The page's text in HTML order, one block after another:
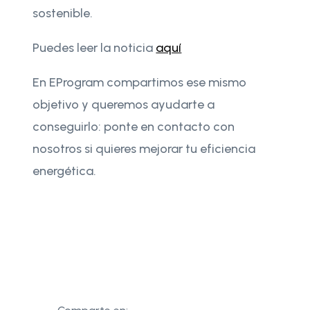
sostenible.
Puedes leer la noticia aquí
En EProgram compartimos ese mismo
objetivo y queremos ayudarte a
conseguirlo: ponte en contacto con
nosotros si quieres mejorar tu eficiencia
energética.